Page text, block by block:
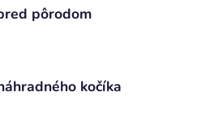
pôrodom
kočíka